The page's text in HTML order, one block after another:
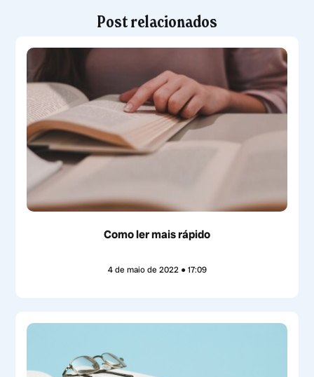
Post relacionados
Como ler mais rápido
4 de maio de 2022 17:09